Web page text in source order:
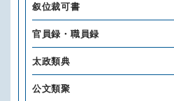
叙位裁可書
官員録・職員録
太政類典
公文類聚